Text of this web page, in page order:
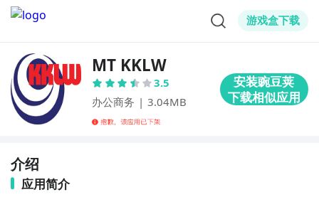
游戏盒下载
MT KKLW
3.5
办公商务 | 3.04MB
介绍
应用简介